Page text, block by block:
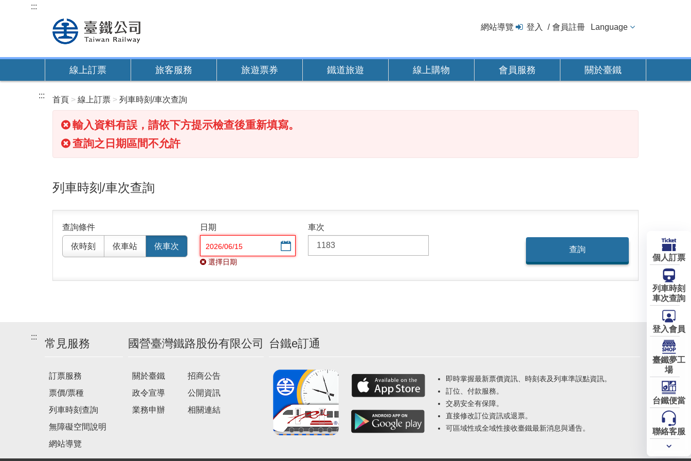
內
:::
網站導覽 登入 會員註冊 Language
線上訂票 旅客服務 旅遊票券 鐵道旅遊 線上購物 會員服務 關於臺鐵
::: 首頁 線上訂票 列車時刻/車次查詢
輸入資料有誤，請依下方提示檢查後重新填寫。
查詢之日期區間不允許
列車時刻/車次查詢
查詢條件
依時刻 依車站 依車次
日期
選擇日期
選擇日期
車次
:::
常見服務
訂票服務
票價/票種
列車時刻查詢
無障礙空間說明
網站導覽
國營臺灣鐵路股份有限公司
關於臺鐵
政令宣導
業務申辦
招商公告
公開資訊
相關連結
台鐵e訂通
即時掌握最新票價資訊、時刻表及列車準誤點資訊。
訂位、付款服務。
交易安全有保障。
直接修改訂位資訊或退票。
可區域性或全域性接收臺鐵最新消息與通告。
個人訂票
列車時刻
車次查詢
登入會員
臺鐵夢工
場
台鐵便當
聯絡客服
常用